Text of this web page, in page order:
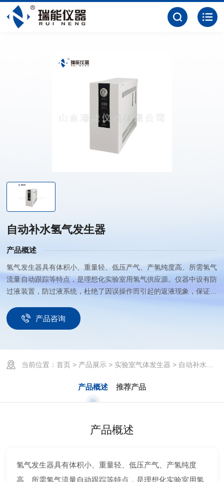
自动补水氢气发生器
产品概述
氢气发生器具有体积小、重量轻、低压产气、产氢纯度高、所需氢气
流量自动跟踪等特点，是理想化实验室用氢气供应源。仪器中设有防
过液装置，防过液系统，杜绝了因误操作而引起的返液现象，保证了
产品咨询
当前位置：首页 > 产品展示 > 实验室气体发生器 > 自动补水氢气发生器
产品概述 推荐产品
产品概述
氢气发生器具有体积小、重量轻、低压产气、产氢纯度
高、所需氢气流量自动跟踪等特点，是理想化实验室用氢